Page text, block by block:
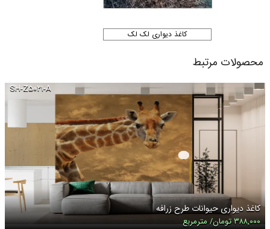
کاغذ دیواری لک لک
محصولات مرتبط
SH-Z۵۰۲۱-A
کاغذ دیواری حیوانات طرح زرافه
۳۸۸,۰۰۰ تومان/ مترمربع